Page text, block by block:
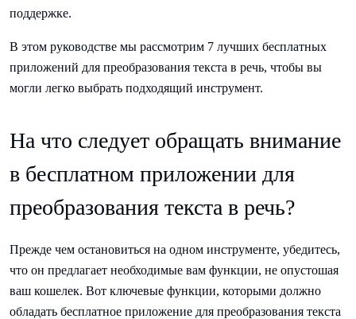
поддержке.
В этом руководстве мы рассмотрим 7 лучших бесплатных
приложений для преобразования текста в речь, чтобы вы
могли легко выбрать подходящий инструмент.
На что следует обращать внимание
в бесплатном приложении для
преобразования текста в речь?
Прежде чем остановиться на одном инструменте, убедитесь,
что он предлагает необходимые вам функции, не опустошая
ваш кошелек. Вот ключевые функции, которыми должно
обладать бесплатное приложение для преобразования текста